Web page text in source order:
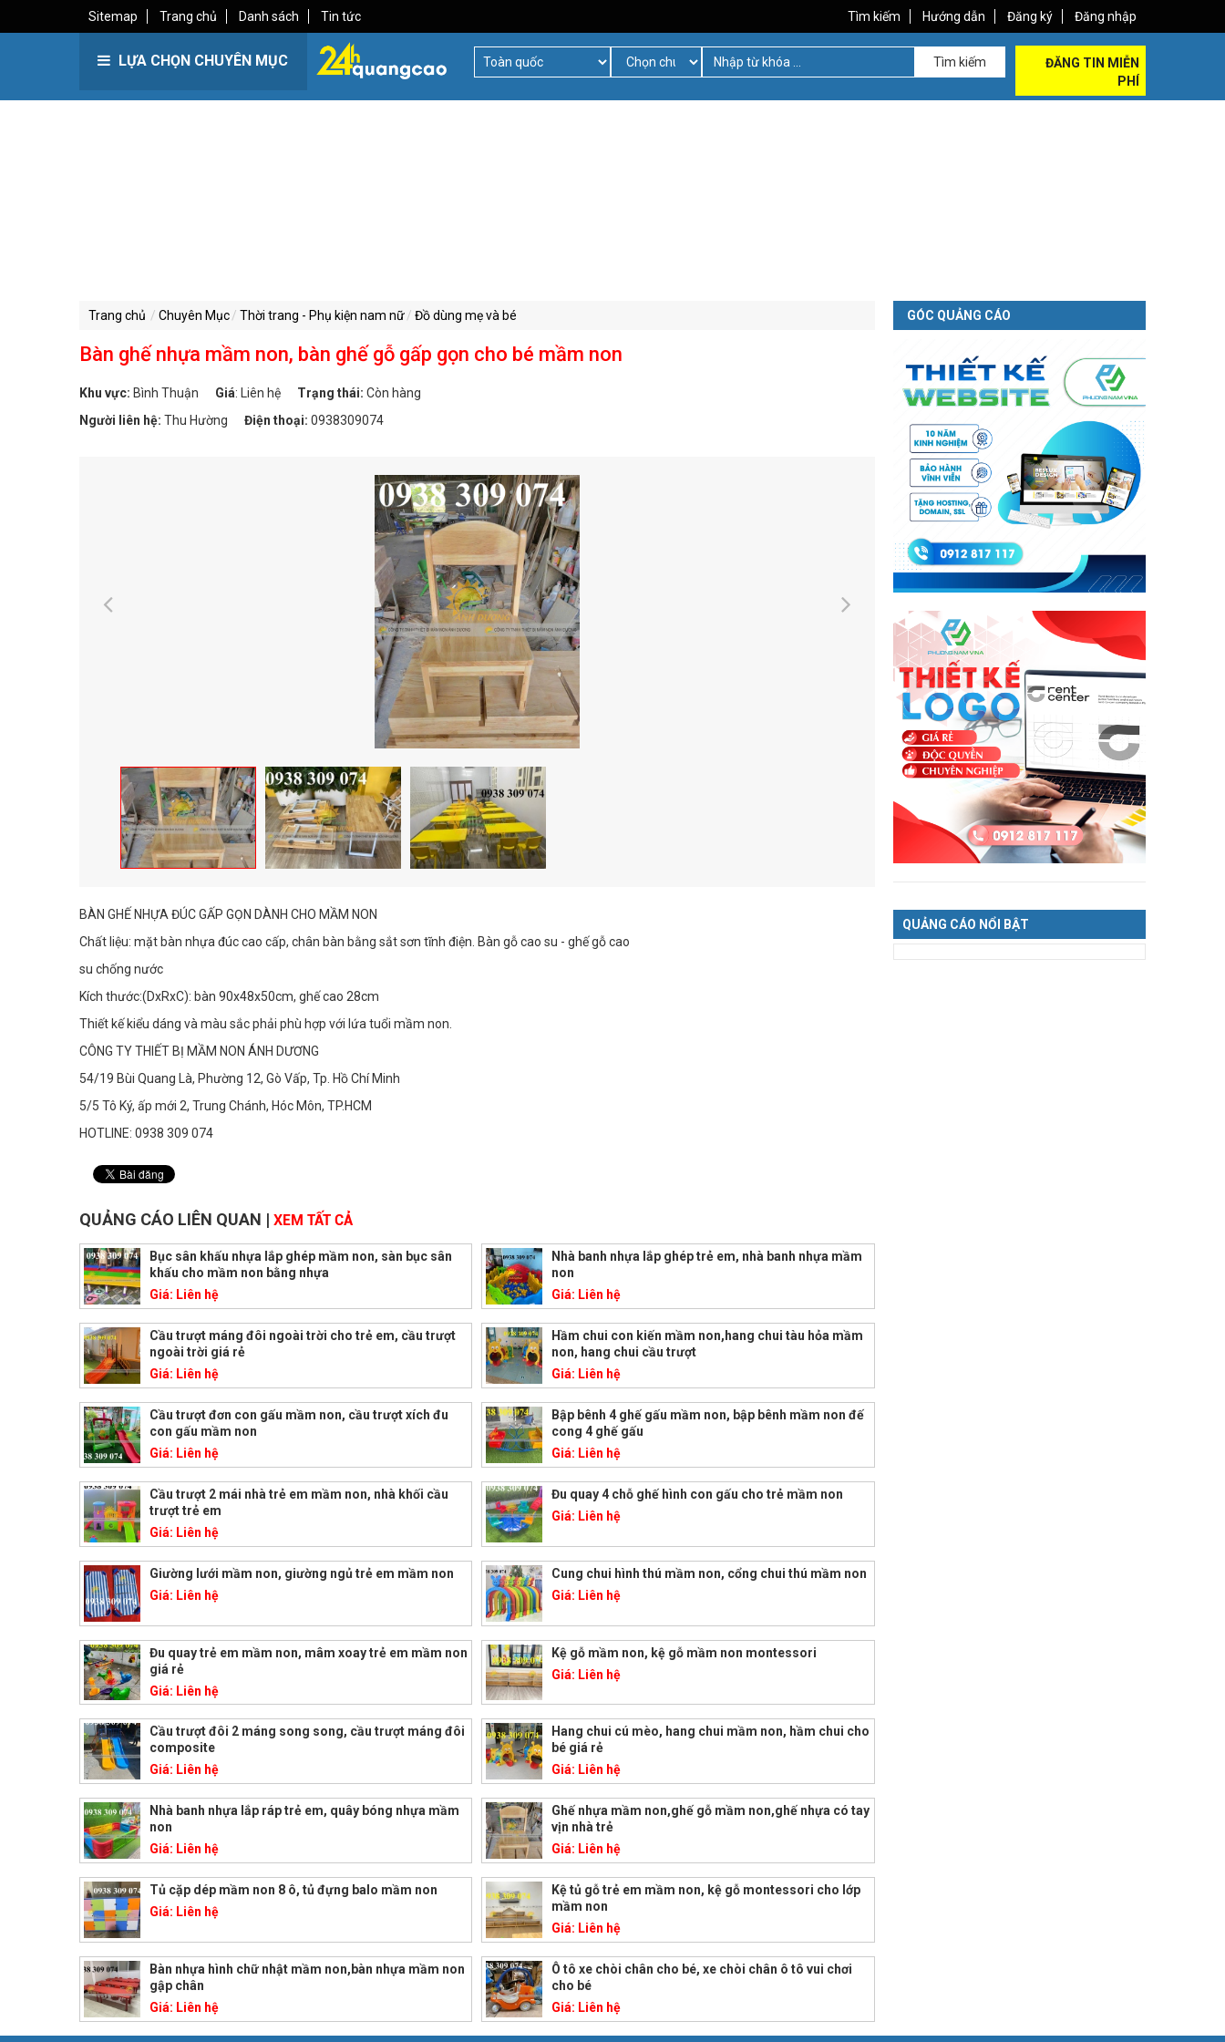
Sitemap Trang chủ Danh sách Tin tức Tìm kiếm Hướng dẫn Đăng ký Đăng nhập
LỰA CHỌN CHUYÊN MỤC Tìm kiếm
ĐĂNG TIN MIỄN
PHÍ
Trang chủ Chuyên Mục Thời trang - Phụ kiện nam nữ Đồ dùng mẹ và bé
Bàn ghế nhựa mầm non, bàn ghế gỗ gấp gọn cho bé mầm non
Khu vực: Bình Thuận Giá: Liên hệ Trạng thái: Còn hàng
Người liên hệ: Thu Hường Điện thoại: 0938309074
BÀN GHẾ NHỰA ĐÚC GẤP GỌN DÀNH CHO MẦM NON
Chất liệu: mặt bàn nhựa đúc cao cấp, chân bàn bằng sắt sơn tĩnh điện. Bàn gỗ cao su - ghế gỗ cao
su chống nước
Kích thước:(DxRxC): bàn 90x48x50cm, ghế cao 28cm
Thiết kế kiểu dáng và màu sắc phải phù hợp với lứa tuổi mầm non.
CÔNG TY THIẾT BỊ MẦM NON ÁNH DƯƠNG
54/19 Bùi Quang Là, Phường 12, Gò Vấp, Tp. Hồ Chí Minh
5/5 Tô Ký, ấp mới 2, Trung Chánh, Hóc Môn, TP.HCM
HOTLINE: 0938 309 074
QUẢNG CÁO LIÊN QUAN | XEM TẤT CẢ
Bục sân khấu nhựa lắp ghép mầm non, sàn bục sân
khấu cho mầm non bằng nhựa
Giá: Liên hệ
Nhà banh nhựa lắp ghép trẻ em, nhà banh nhựa mầm
non
Giá: Liên hệ
Cầu trượt máng đôi ngoài trời cho trẻ em, cầu trượt
ngoài trời giá rẻ
Giá: Liên hệ
Hầm chui con kiến mầm non,hang chui tàu hỏa mầm
non, hang chui cầu trượt
Giá: Liên hệ
Cầu trượt đơn con gấu mầm non, cầu trượt xích đu
con gấu mầm non
Giá: Liên hệ
Bập bênh 4 ghế gấu mầm non, bập bênh mầm non đế
cong 4 ghế gấu
Giá: Liên hệ
Cầu trượt 2 mái nhà trẻ em mầm non, nhà khối cầu
trượt trẻ em
Giá: Liên hệ
Đu quay 4 chỗ ghế hình con gấu cho trẻ mầm non
Giá: Liên hệ
Giường lưới mầm non, giường ngủ trẻ em mầm non
Giá: Liên hệ
Cung chui hình thú mầm non, cổng chui thú mầm non
Giá: Liên hệ
Đu quay trẻ em mầm non, mâm xoay trẻ em mầm non
giá rẻ
Giá: Liên hệ
Kệ gỗ mầm non, kệ gỗ mầm non montessori
Giá: Liên hệ
Cầu trượt đôi 2 máng song song, cầu trượt máng đôi
composite
Giá: Liên hệ
Hang chui cú mèo, hang chui mầm non, hầm chui cho
bé giá rẻ
Giá: Liên hệ
Nhà banh nhựa lắp ráp trẻ em, quây bóng nhựa mầm
non
Giá: Liên hệ
Ghế nhựa mầm non,ghế gỗ mầm non,ghế nhựa có tay
vịn nhà trẻ
Giá: Liên hệ
Tủ cặp dép mầm non 8 ô, tủ đựng balo mầm non
Giá: Liên hệ
Kệ tủ gỗ trẻ em mầm non, kệ gỗ montessori cho lớp
mầm non
Giá: Liên hệ
Bàn nhựa hình chữ nhật mầm non,bàn nhựa mầm non
gập chân
Giá: Liên hệ
Ô tô xe chòi chân cho bé, xe chòi chân ô tô vui chơi
cho bé
Giá: Liên hệ
GÓC QUẢNG CÁO
QUẢNG CÁO NỔI BẬT